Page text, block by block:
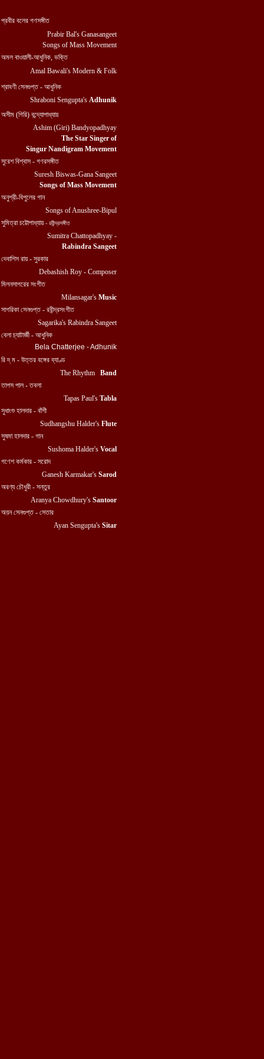
প্রবীর বলের গণসঙ্গীত
Prabir Bal's Ganasangeet
Songs of Mass Movement
অমল বাওয়ালী-আধুনিক, ভক্তি
Amal Bawali's Modern & Folk
শ্রাবণী সেনগুপ্ত - আধুনিক
Shraboni Sengupta's Adhunik
অসীম (গিরি) বন্দ্যোপাধ্যায়
Ashim (Giri) Bandyopadhyay
The Star Singer of
Singur Nandigram Movement
সুরেশ বিশ্বাস - গণরসঙ্গীত
Suresh Biswas-Gana Sangeet
Songs of Mass Movement
অনুশ্রী-বিপুলের গান
Songs of Anushree-Bipul
সুমিত্রা চট্টোপাধ্যায়- রবীন্দ্রসঙ্গীত
Sumitra Chattopadhyay -
Rabindra Sangeet
দেবাশিস রায় - সুরকার
Debashish Roy - Composer
মিলনসাগরের সংগীত
Milansagar's Music
সাগরিকাসেনগুপ্ত- রবীন্দ্রসংগীত
Sagarika's Rabindra Sangeet
বেলা চ্যাটার্জী - আধুনিক
Bela Chatterjee - Adhunik
রি দ্ ম - উত্তর বঙ্গের ব্যাণ্ড
The Rhythm Band
তাপস পাল - তবলা
Tapas Paul's Tabla
সুধাংশু হালদার - বাঁশী
Sudhangshu Halder's Flute
সুষমা হালদার - গান
Sushoma Halder's Vocal
গণেশ কর্মকার - সরোদ
Ganesh Karmakar's Sarod
অরণ্য চৌধুরী - সন্তুর
Aranya Chowdhury's Santoor
অয়ন সেনগুপ্ত - সেতার
Ayan Sengupta's Sitar